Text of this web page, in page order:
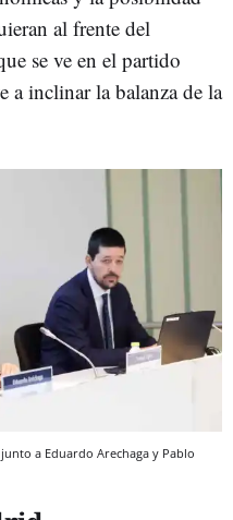
al frente del
se ve en el partido
a inclinar la balanza de la
a Eduardo Arechaga y Pablo